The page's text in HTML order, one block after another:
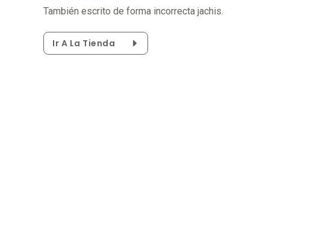
También escrito de forma incorrecta jachis.
Ir A La Tienda